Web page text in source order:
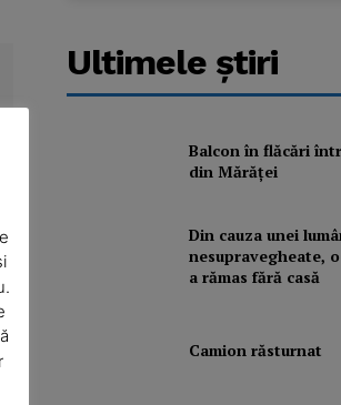
Ultimele ştiri
Balcon în flăcări
din Mărăţei
Din cauza unei
nesupravegheate,
a rămas fără casă
Camion răsturnat